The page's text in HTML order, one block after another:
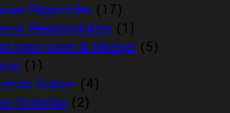
Plejemidler (17)
Plejeprodukter (1)
høm poser & tilbehør (5)
(1)
Bukser (4)
Underlag (2)